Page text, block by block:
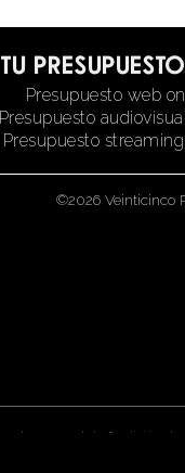
Presupuesto web
Presupuesto
Presupuesto
©2026 Veinticinco
de compostela • edición de